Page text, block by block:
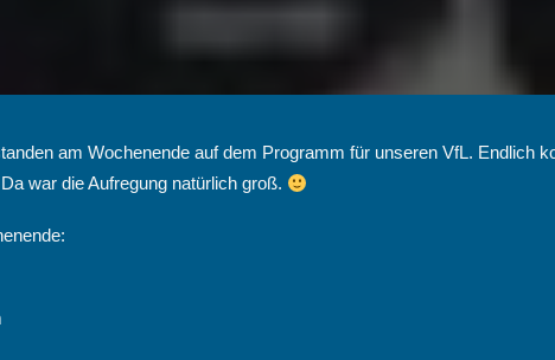
am Wochenende auf dem Programm für unseren VfL. Endlich
war die Aufregung natürlich groß.